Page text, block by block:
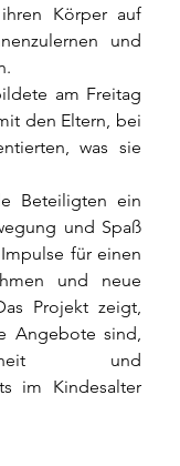
Körper auf
und
am Freitag
den Eltern, bei
was sie
Beteiligten ein
und Spaß
für einen
und neue
Projekt zeigt,
Angebote sind,
und
im Kindesalter